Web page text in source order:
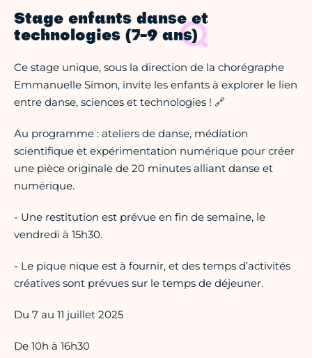
Stage enfants danse et
technologies (7-9 ans)
Ce stage unique, sous la direction de la chorégraphe
Emmanuelle Simon, invite les enfants à explorer le lien
entre danse, sciences et technologies ! 🔗
Au programme : ateliers de danse, médiation
scientifique et expérimentation numérique pour créer
une pièce originale de 20 minutes alliant danse et
numérique.
- Une restitution est prévue en fin de semaine, le
vendredi à 15h30.
- Le pique nique est à fournir, et des temps d’activités
créatives sont prévues sur le temps de déjeuner.
Du 7 au 11 juillet 2025
De 10h à 16h30